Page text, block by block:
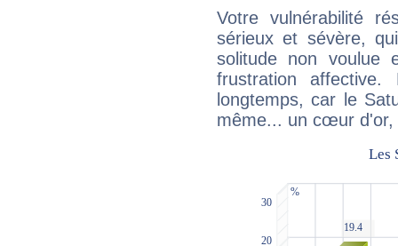
Votre vulnérabilité
sérieux et sévère,
solitude non voulue
frustration
longtemps, car le
même... un cœur d'or,